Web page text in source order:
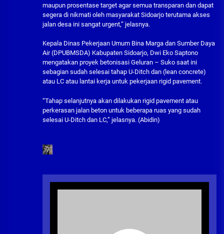
maupun prosentase target agar semua transparan dan dapat
segera di nikmati oleh masyarakat Sidoarjo terutama akses
jalan desa ini sangat urgent,” jelasnya.
Kepala Dinas Pekerjaan Umum Bina Marga dan Sumber Daya
Air (DPUBMSDA) Kabupaten Sidoarjo, Dwi Eko Saptono
mengatakan proyek betonisasi Geluran – Suko saat ini
sebagian sudah selesai tahap U-Ditch dan (lean concrete)
atau LC atau lantai kerja untuk pekerjaan rigid pavement.
“Tahap selanjutnya akan dilakukan rigid pavement atau
perkerasan jalan beton untuk beberapa ruas yang sudah
selesai U-Ditch dan LC,” jelasnya. (Abidin)